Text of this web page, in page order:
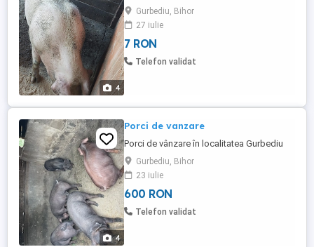
4
Gurbediu, Bihor
27 iulie
7 RON
Telefon validat
4
Porci de vanzare
Porci de vânzare în localitatea Gurbediu
Gurbediu, Bihor
23 iulie
600 RON
Telefon validat